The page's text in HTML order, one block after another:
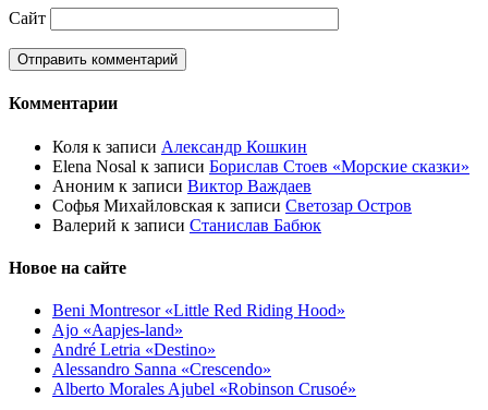
Сайт
Комментарии
Коля к записи Александр Кошкин
Elena Nosal к записи Борислав Стоев «Морские сказки»
Аноним к записи Виктор Важдаев
Софья Михайловская к записи Светозар Остров
Валерий к записи Станислав Бабюк
Новое на сайте
Beni Montresor «Little Red Riding Hood»
Ajo «Aapjes-land»
André Letria «Destino»
Alessandro Sanna «Crescendo»
Alberto Morales Ajubel «Robinson Crusoé»